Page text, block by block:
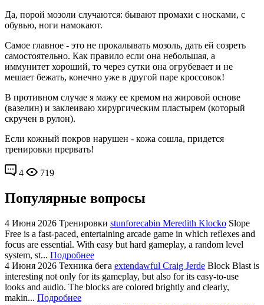
Да, порой мозоли случаются: бывают промахи с носками, с
обувью, ноги намокают.
Самое главное - это не прокалывать мозоль, дать ей созреть
самостоятельно. Как правило если она небольшая, а
иммунитет хороший, то через сутки она огрубевает и не
мешает бежать, конечно уже в другой паре кроссовок!
В противном случае я мажу ее кремом на жировой основе
(вазелин) и заклеиваю хирургическим пластырем (который
скручен в рулон).
Если кожный покров нарушен - кожа сошла, придется
тренировки прервать!
4 719
Популярные вопросы
4 Июня 2026 Тренировки stunforecabin Meredith Klocko Slope
Free is a fast-paced, entertaining arcade game in which reflexes and
focus are essential. With easy but hard gameplay, a random level
system, st... Подробнее
4 Июня 2026 Техника бега extendawful Craig Jerde Block Blast is
interesting not only for its gameplay, but also for its easy-to-use
looks and audio. The blocks are colored brightly and clearly,
makin... Подробнее